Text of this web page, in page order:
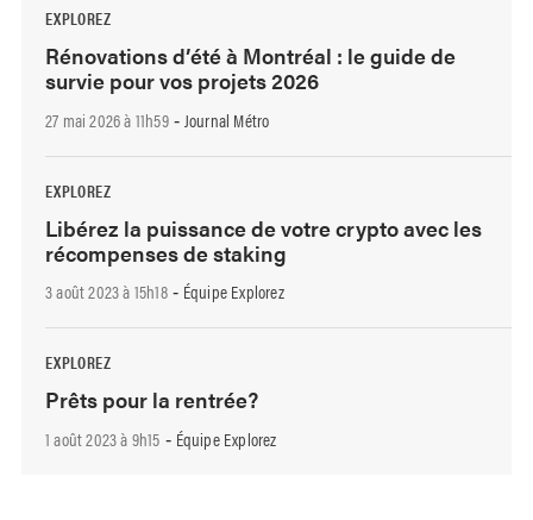
EXPLOREZ
Rénovations d’été à Montréal : le guide de
survie pour vos projets 2026
27 mai 2026 à 11h59- Journal Métro
EXPLOREZ
Libérez la puissance de votre crypto avec les
récompenses de staking
3 août 2023 à 15h18- Équipe Explorez
EXPLOREZ
Prêts pour la rentrée?
1 août 2023 à 9h15 - Équipe Explorez